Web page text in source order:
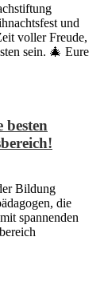
und
voller Freude,
sein. 🎄 Eure
Bildung
die
spannenden